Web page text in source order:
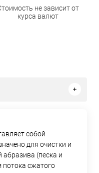
не зависит от
курса валют
собой
для очистки и
абразива (песка и
потока сжатого